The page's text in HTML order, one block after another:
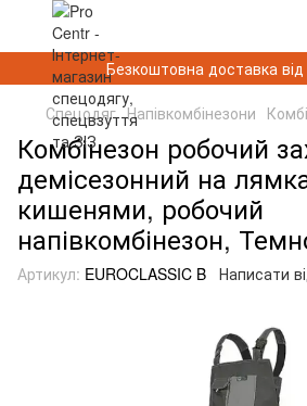
Безкоштовна доставка
Спецодяг Напівкомбінезони
Комбінезон робочий
демісезонний на
кишенями, робочий
напівкомбінезон,
Артикул: EUROCLASSIC B Написати